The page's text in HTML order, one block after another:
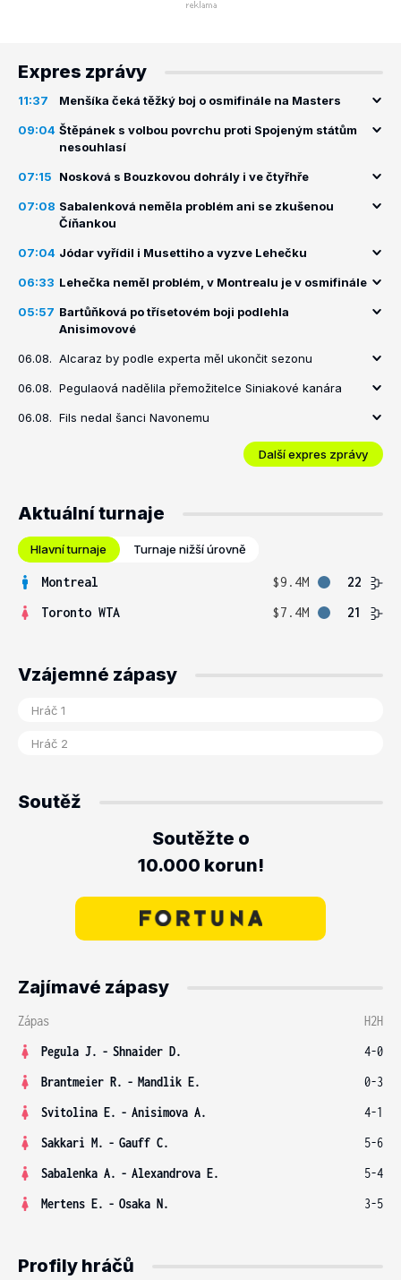
Expres zprávy
11:37 Menšíka čeká těžký boj o osmifinále na Masters
09:04 Štěpánek s volbou povrchu proti Spojeným státům
nesouhlasí
07:15 Nosková s Bouzkovou dohrály i ve čtyřhře
07:08 Sabalenková neměla problém ani se zkušenou
Číňankou
07:04 Jódar vyřídil i Musettiho a vyzve Lehečku
06:33 Lehečka neměl problém, v Montrealu je v osmifinále
05:57 Bartůňková po třísetovém boji podlehla
Anisimovové
06.08. Alcaraz by podle experta měl ukončit sezonu
06.08. Pegulaová nadělila přemožitelce Siniakové kanára
06.08. Fils nedal šanci Navonemu
Další expres zprávy
Aktuální turnaje
Hlavní turnaje Turnaje nižší úrovně
Montreal $9.4M
22
Toronto WTA
$7.4M 21
Vzájemné zápasy
Soutěž
Soutěžte o
10.000 korun!
Zajímavé zápasy
Zápas
H2H
Pegula J. - Shnaider D.
4-0
Brantmeier R. - Mandlik E.
0-3
Svitolina E. - Anisimova A.
4-1
Sakkari M. - Gauff C.
5-6
Sabalenka A. - Alexandrova E.
5-4
Mertens E. - Osaka N. 3-5
Profily hráčů